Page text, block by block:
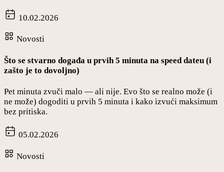
10.02.2026
Novosti
Što se stvarno događa u prvih 5 minuta na speed dateu (i
zašto je to dovoljno)
Pet minuta zvuči malo — ali nije. Evo što se realno može (i
ne može) dogoditi u prvih 5 minuta i kako izvući maksimum
bez pritiska.
05.02.2026
Novosti